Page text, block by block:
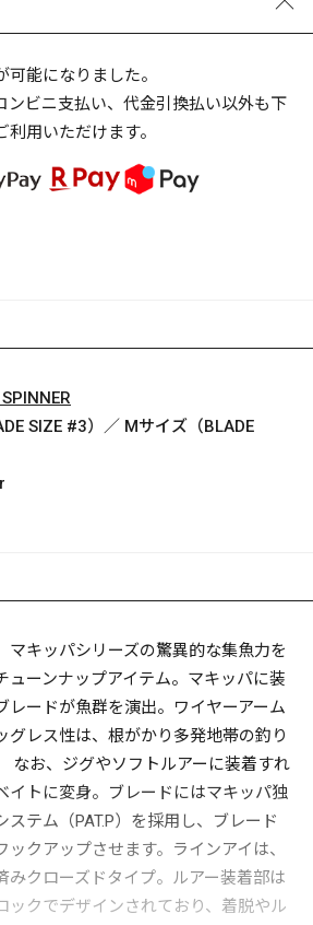
能になりました。
ンビニ支払い、代金引換払い以外も下
用いただけます。
SIZE #3）／ Mサイズ（BLADE
マキッパシリーズの驚異的な集魚力を
ューンナップアイテム。マキッパに装
レードが魚群を演出。ワイヤーアーム
グレス性は、根がかり多発地帯の釣り
なお、ジグやソフトルアーに装着すれ
イトに変身。ブレードにはマキッパ独
ステム（PAT.P）を採用し、ブレード
クアップさせます。ラインアイは、
みクローズドタイプ。ルアー装着部は
ックでデザインされており、着脱やル